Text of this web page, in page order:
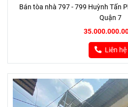
Bán tòa nhà 797 - 799 Huỳnh Tấn
Quận 7
Liên hệ